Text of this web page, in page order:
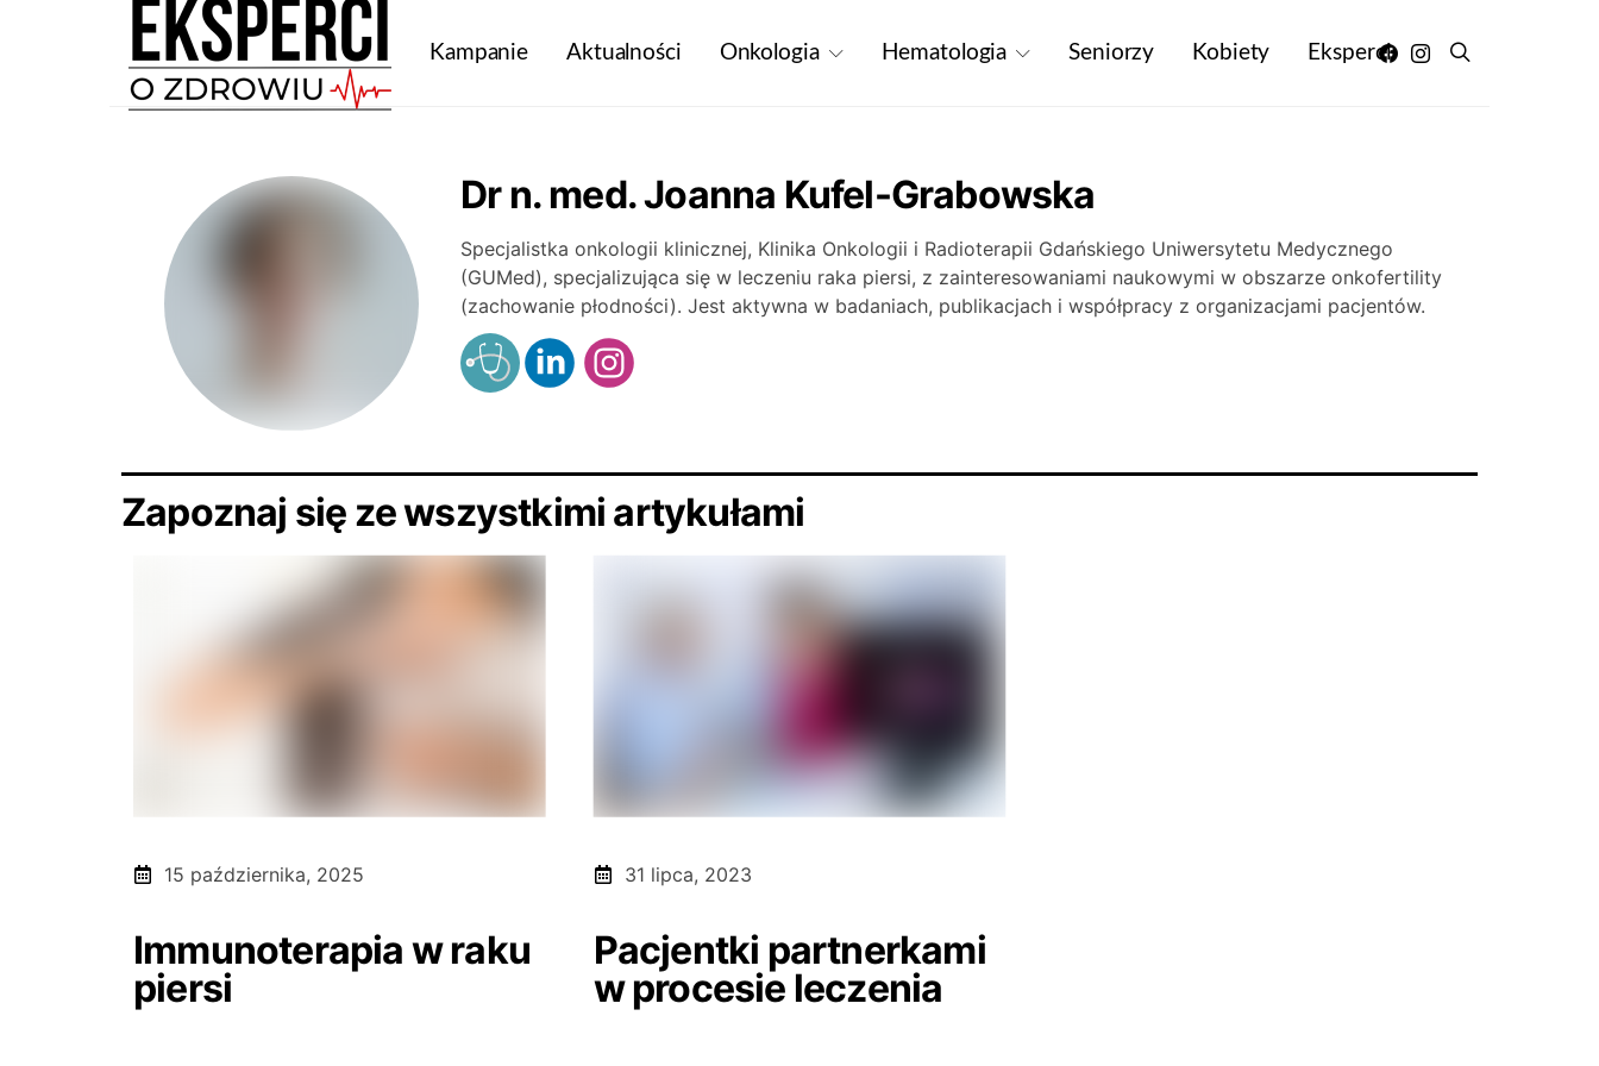
Kampanie Aktualności Onkologia Hematologia Seniorzy Kobiety Eksperci
Dr n. med. Joanna Kufel-Grabowska
Specjalistka onkologii klinicznej, Klinika Onkologii i Radioterapii Gdańskiego Uniwersytetu Medycznego
(GUMed), specjalizująca się w leczeniu raka piersi, z zainteresowaniami naukowymi w obszarze onkofertility
(zachowanie płodności). Jest aktywna w badaniach, publikacjach i współpracy z organizacjami pacjentów.
Zapoznaj się ze wszystkimi artykułami
15 października, 2025
Immunoterapia w raku
piersi
31 lipca, 2023
Pacjentki partnerkami
w procesie leczenia